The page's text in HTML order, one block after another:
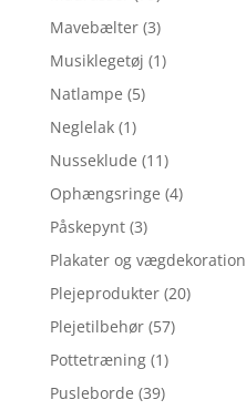
Mavebælter (3)
Musiklegetøj (1)
Natlampe (5)
Neglelak (1)
Nusseklude (11)
Ophængsringe (4)
Påskepynt (3)
Plakater og vægdekoration
Plejeprodukter (20)
Plejetilbehør (57)
Pottetræning (1)
Pusleborde (39)